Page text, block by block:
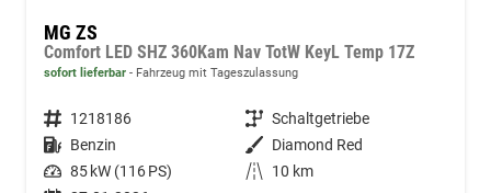
MG ZS
Comfort LED SHZ 360Kam Nav TotW KeyL Temp 17Z
sofort lieferbar Fahrzeug mit Tageszulassung
Fahrzeugnummer 1218186 Getriebe Schaltgetriebe
Kraftstoff Benzin Außenfarbe Diamond Red
Leistung 85 kW (116 PS) Kilometerstand
10 km